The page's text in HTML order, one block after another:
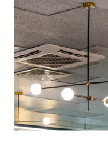
بانک، بیمه و سرمایه
مسکن و ساختمان